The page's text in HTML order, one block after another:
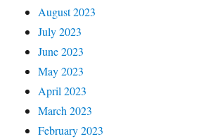
August 2023
July 2023
June 2023
May 2023
April 2023
March 2023
February 2023